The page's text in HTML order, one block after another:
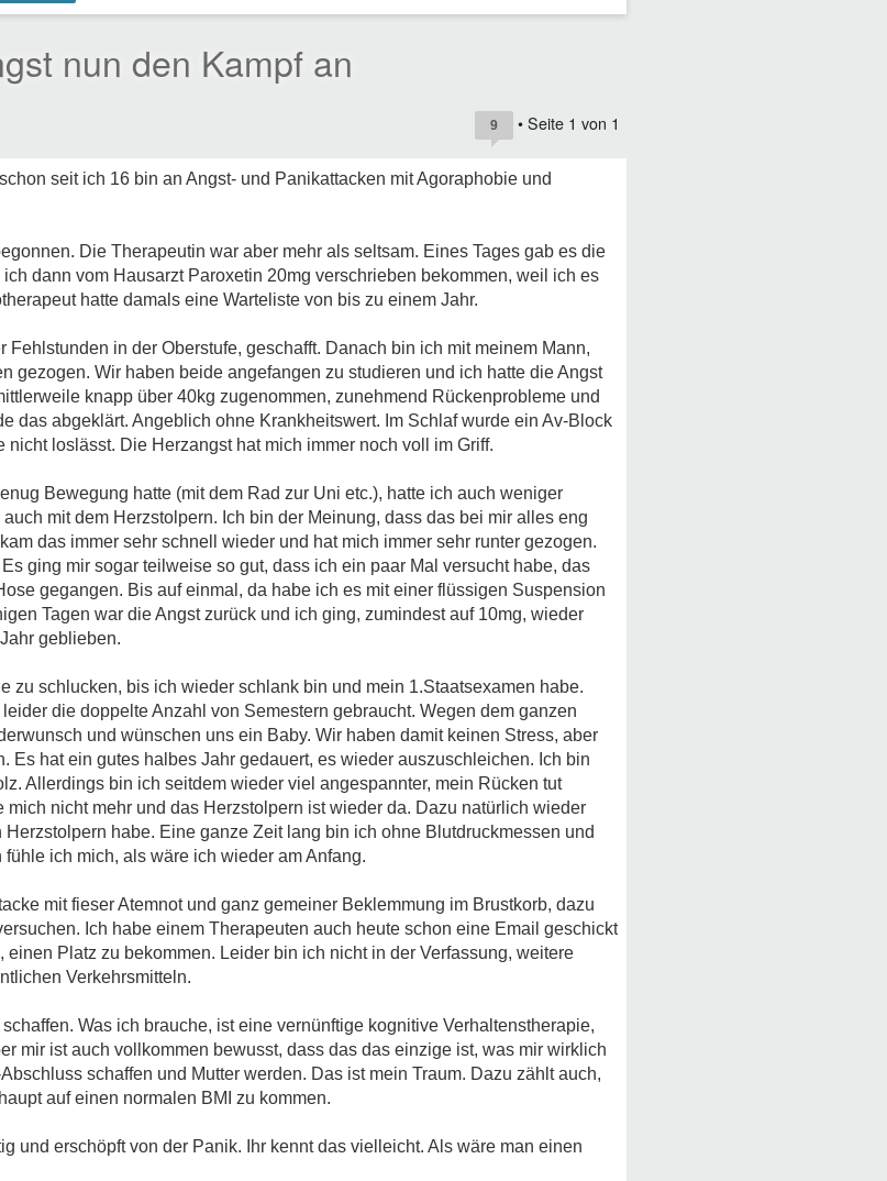
nun den Kampf an
9 • Seite 1 von 1
seit ich 16 bin an Angst- und Panikattacken mit Agoraphobie und
Die Therapeutin war aber mehr als seltsam. Eines Tages gab es die
dann vom Hausarzt Paroxetin 20mg verschrieben bekommen, weil ich es
hatte damals eine Warteliste von bis zu einem Jahr.
in der Oberstufe, geschafft. Danach bin ich mit meinem Mann,
gezogen. Wir haben beide angefangen zu studieren und ich hatte die Angst
knapp über 40kg zugenommen, zunehmend Rückenprobleme und
das abgeklärt. Angeblich ohne Krankheitswert. Im Schlaf wurde ein Av-Block
nicht loslässt. Die Herzangst hat mich immer noch voll im Griff.
Bewegung hatte (mit dem Rad zur Uni etc.), hatte ich auch weniger
mit dem Herzstolpern. Ich bin der Meinung, dass das bei mir alles eng
das immer sehr schnell wieder und hat mich immer sehr runter gezogen.
ging mir sogar teilweise so gut, dass ich ein paar Mal versucht habe, das
gegangen. Bis auf einmal, da habe ich es mit einer flüssigen Suspension
Tagen war die Angst zurück und ich ging, zumindest auf 10mg, wieder
geblieben.
zu schlucken, bis ich wieder schlank bin und mein 1.Staatsexamen habe.
die doppelte Anzahl von Semestern gebraucht. Wegen dem ganzen
und wünschen uns ein Baby. Wir haben damit keinen Stress, aber
Es hat ein gutes halbes Jahr gedauert, es wieder auszuschleichen. Ich bin
Allerdings bin ich seitdem wieder viel angespannter, mein Rücken tut
nicht mehr und das Herzstolpern ist wieder da. Dazu natürlich wieder
habe. Eine ganze Zeit lang bin ich ohne Blutdruckmessen und
ich mich, als wäre ich wieder am Anfang.
mit fieser Atemnot und ganz gemeiner Beklemmung im Brustkorb, dazu
Ich habe einem Therapeuten auch heute schon eine Email geschickt
Platz zu bekommen. Leider bin ich nicht in der Verfassung, weitere
Verkehrsmitteln.
Was ich brauche, ist eine vernünftige kognitive Verhaltenstherapie,
mir ist auch vollkommen bewusst, dass das das einzige ist, was mir wirklich
schaffen und Mutter werden. Das ist mein Traum. Dazu zählt auch,
auf einen normalen BMI zu kommen.
und erschöpft von der Panik. Ihr kennt das vielleicht. Als wäre man einen